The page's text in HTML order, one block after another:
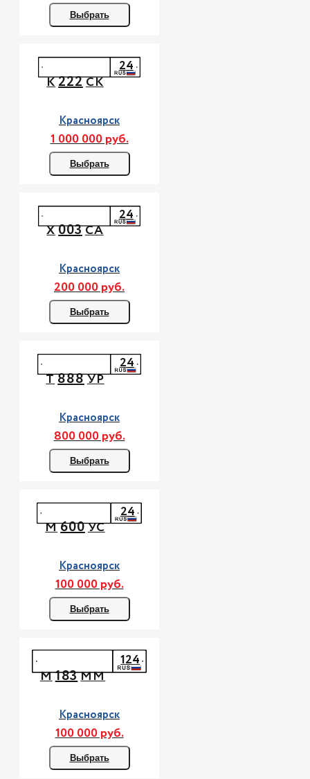
Выбрать
К222СК
24
Красноярск
1 000 000 руб.
Выбрать
Х003СА
24
Красноярск
200 000 руб.
Выбрать
Т888УР
24
Красноярск
800 000 руб.
Выбрать
М600УС
24
Красноярск
100 000 руб.
Выбрать
М183ММ
124
Красноярск
100 000 руб.
Выбрать